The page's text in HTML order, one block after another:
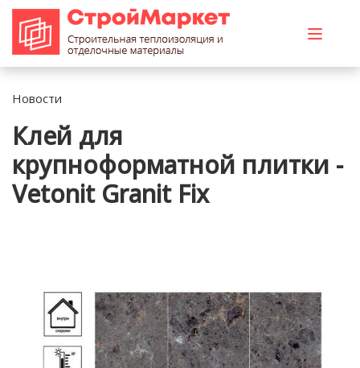
Новости
Клей для
крупноформатной плитки -
Vetonit Granit Fix